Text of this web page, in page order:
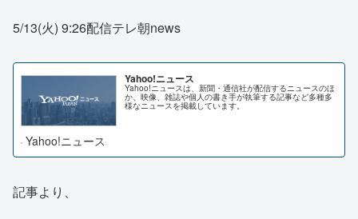
5/13(火) 9:26配信テレ朝news
Yahoo!ニュース
Yahoo!ニュースは、新聞・通信社が配信するニュースのほ
か、映像、雑誌や個人の書き手が執筆する記事など多種多
様なニュースを掲載しています。
Yahoo!ニュース
記事より、